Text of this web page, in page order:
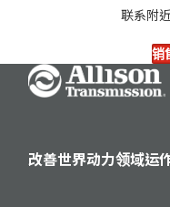
联系附
销
Go Home
改善世界动力领域运